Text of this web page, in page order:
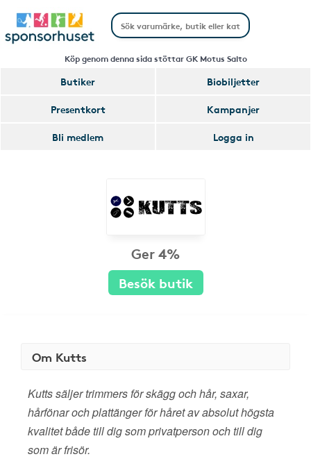
Köp genom denna sida stöttar GK Motus Salto
Butiker
Biobiljetter
Presentkort
Kampanjer
Bli medlem
Logga in
Ger 4%
Besök butik
Om Kutts
Kutts säljer trimmers för skägg och hår, saxar,
hårfönar och plattänger för håret av absolut högsta
kvalitet både till dig som privatperson och till dig
som är frisör.